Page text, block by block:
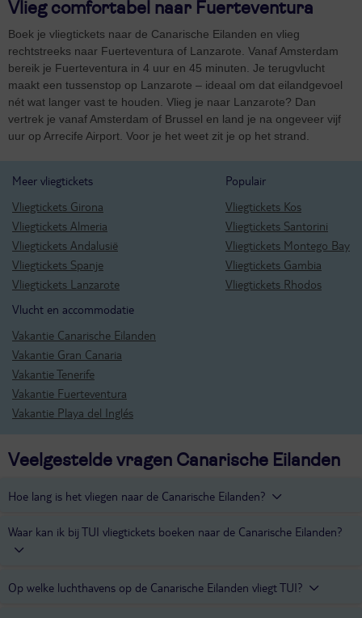
Vlieg comfortabel naar Fuerteventura
Boek je vliegtickets naar de Canarische Eilanden en vlieg
rechtstreeks naar Fuerteventura of Lanzarote. Vanaf Amsterdam
bereik je Fuerteventura in 4 uur en 45 minuten. Je terugvlucht
maakt een tussenstop op Lanzarote – ideaal om dat eilandgevoel
nét wat langer vast te houden. Vlieg je naar Lanzarote? Dan
vertrek je vanaf Amsterdam of Brussel en land je na ongeveer vijf
uur op Arrecife Airport. Voor je het weet zit je op het strand.
Meer vliegtickets
Vliegtickets Girona
Vliegtickets Almeria
Vliegtickets Andalusië
Vliegtickets Spanje
Vliegtickets Lanzarote
Populair
Vliegtickets Kos
Vliegtickets Santorini
Vliegtickets Montego Bay
Vliegtickets Gambia
Vliegtickets Rhodos
Vlucht en accommodatie
Vakantie Canarische Eilanden
Vakantie Gran Canaria
Vakantie Tenerife
Vakantie Fuerteventura
Vakantie Playa del Inglés
Veelgestelde vragen Canarische Eilanden
Hoe lang is het vliegen naar de Canarische Eilanden?
De vliegtijd van Schiphol naar de Canarische eilanden is gemiddeld
4 uur. Dit hangt af van het eiland waar je naartoe vliegt.
Waar kan ik bij TUI vliegtickets boeken naar de Canarische Eilanden?
ViaTUI flykan je vliegtickets boeken naar de Canarische Eilanden.
Op welke luchthavens op de Canarische Eilanden vliegt TUI?